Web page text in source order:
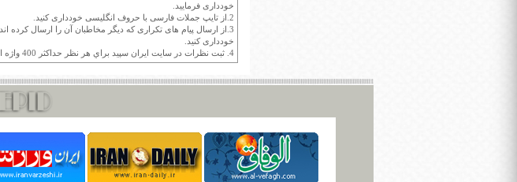
خودداری فرمایید.
2.از تایپ جملات فارسی با حروف انگلیسی خودداری کنید.
3.از ارسال پیام های تکراری که دیگر مخاطبان آن را ارسال کرده اند
خودداری کنید.
4. ثبت نظرات در سايت ايران سپيد براي هر نظر حداکثر 400 واژه است.